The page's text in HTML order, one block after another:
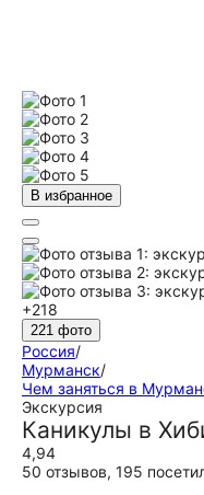
В избранное
+218
221 фото
Россия/
Мурманск/
Чем заняться в
Экскурсия
Каникулы в
4,94
50 отзывов, 195